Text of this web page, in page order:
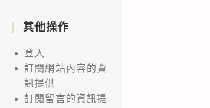
其他操作
登入
訂閱網站內容的資
訊提供
訂閱留言的資訊提